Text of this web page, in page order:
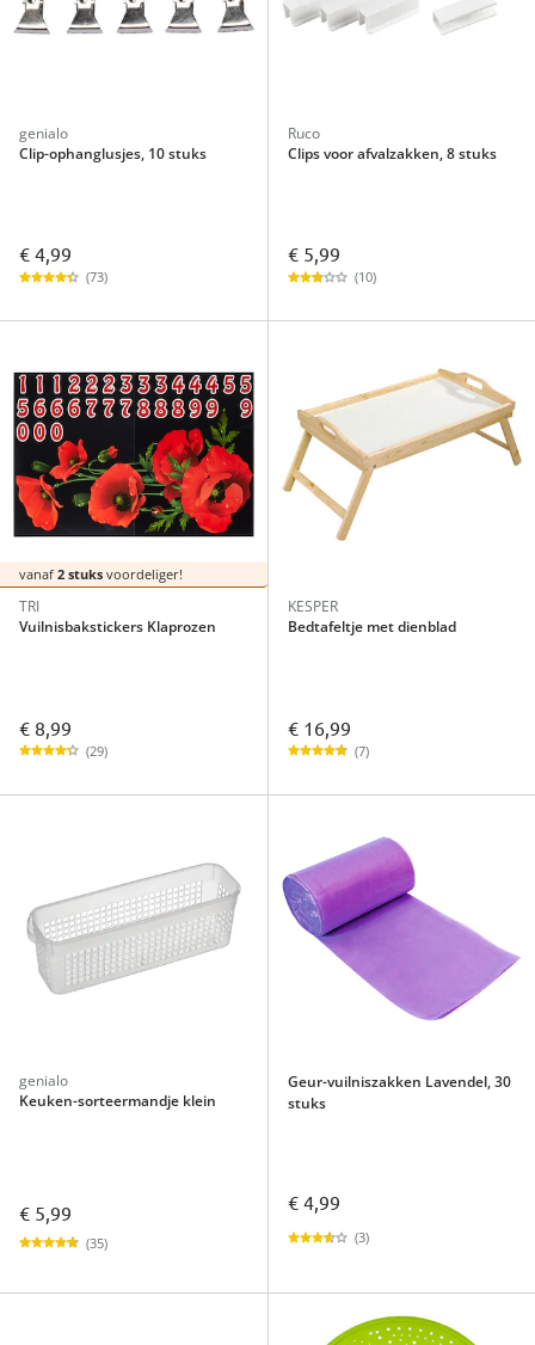
genialo
Clip-ophanglusjes, 10 stuks
€ 4,99
(73)
Ruco
Clips voor afvalzakken, 8 stuks
€ 5,99
(10)
vanaf 2 stuks voordeliger!
TRI
Vuilnisbakstickers Klaprozen
€ 8,99
(29)
KESPER
Bedtafeltje met dienblad
€ 16,99
(7)
genialo
Keuken-sorteermandje klein
€ 5,99
(35)
Geur-vuilniszakken Lavendel, 30
stuks
€ 4,99
(3)